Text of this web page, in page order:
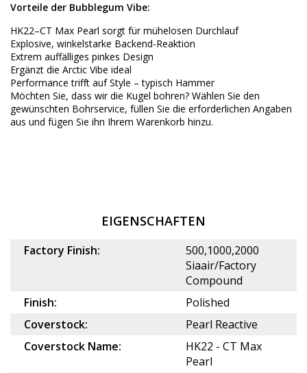
Vorteile der Bubblegum Vibe:
HK22–CT Max Pearl sorgt für mühelosen Durchlauf
Explosive, winkelstarke Backend-Reaktion
Extrem auffälliges pinkes Design
Ergänzt die Arctic Vibe ideal
Performance trifft auf Style – typisch Hammer
Möchten Sie, dass wir die Kugel bohren? Wählen Sie den
gewünschten Bohrservice, füllen Sie die erforderlichen Angaben
aus und fügen Sie ihn Ihrem Warenkorb hinzu.
EIGENSCHAFTEN
Factory Finish:
500,1000,2000
Siaair/Factory
Compound
Finish:
Polished
Coverstock:
Pearl Reactive
Coverstock Name:
HK22 - CT Max
Pearl